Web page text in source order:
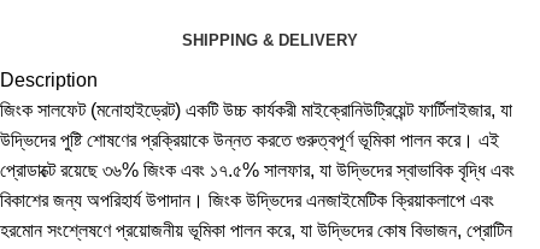
SHIPPING & DELIVERY
Description
জিংক সালফেট (মনোহাইড্রেট) একটি উচ্চ কার্যকরী মাইক্রোনিউট্রিয়েন্ট ফার্টিলাইজার, যা
উদ্ভিদের পুষ্টি শোষণের প্রক্রিয়াকে উন্নত করতে গুরুত্বপূর্ণ ভূমিকা পালন করে। এই
প্রোডাক্টে রয়েছে ৩৬% জিংক এবং ১৭.৫% সালফার, যা উদ্ভিদের স্বাভাবিক বৃদ্ধি এবং
বিকাশের জন্য অপরিহার্য উপাদান। জিংক উদ্ভিদের এনজাইমেটিক ক্রিয়াকলাপে এবং
হরমোন সংশ্লেষণে প্রয়োজনীয় ভূমিকা পালন করে, যা উদ্ভিদের কোষ বিভাজন, প্রোটিন